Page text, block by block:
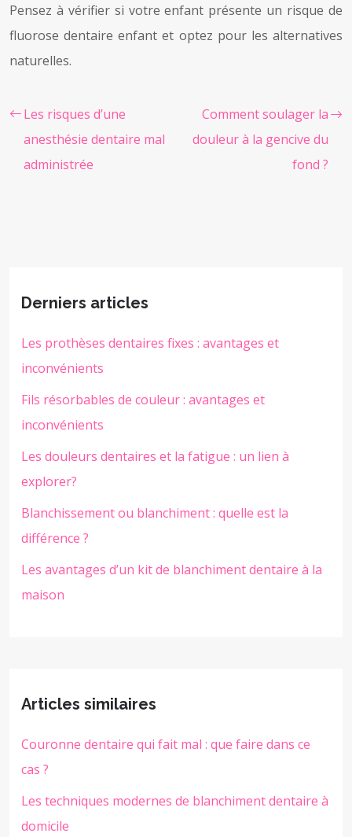
Pensez à vérifier si votre enfant présente un risque de
fluorose dentaire enfant et optez pour les alternatives
naturelles.
Les risques d’une
anesthésie dentaire mal
administrée
Comment soulager la
douleur à la gencive du
fond ?
Derniers articles
Les prothèses dentaires fixes : avantages et
inconvénients
Fils résorbables de couleur : avantages et
inconvénients
Les douleurs dentaires et la fatigue : un lien à
explorer?
Blanchissement ou blanchiment : quelle est la
différence ?
Les avantages d’un kit de blanchiment dentaire à la
maison
Articles similaires
Couronne dentaire qui fait mal : que faire dans ce
cas ?
Les techniques modernes de blanchiment dentaire à
domicile